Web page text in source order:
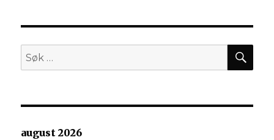
Søk
etter:
august 2026